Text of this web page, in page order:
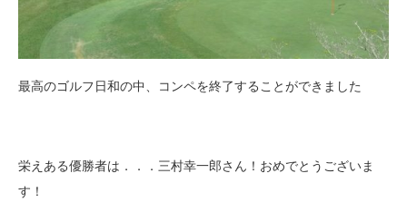
最高のゴルフ日和の中、コンペを終了することができました
栄えある優勝者は．．．三村幸一郎さん！おめでとうございま
す！